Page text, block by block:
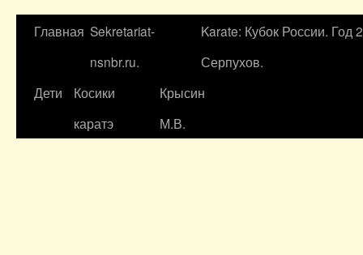
Главная Sekretariat-
nsnbr.ru.
Karate: Кубок России. Год
Серпухов.
Дети
Косики
каратэ
Крысин
М.В.